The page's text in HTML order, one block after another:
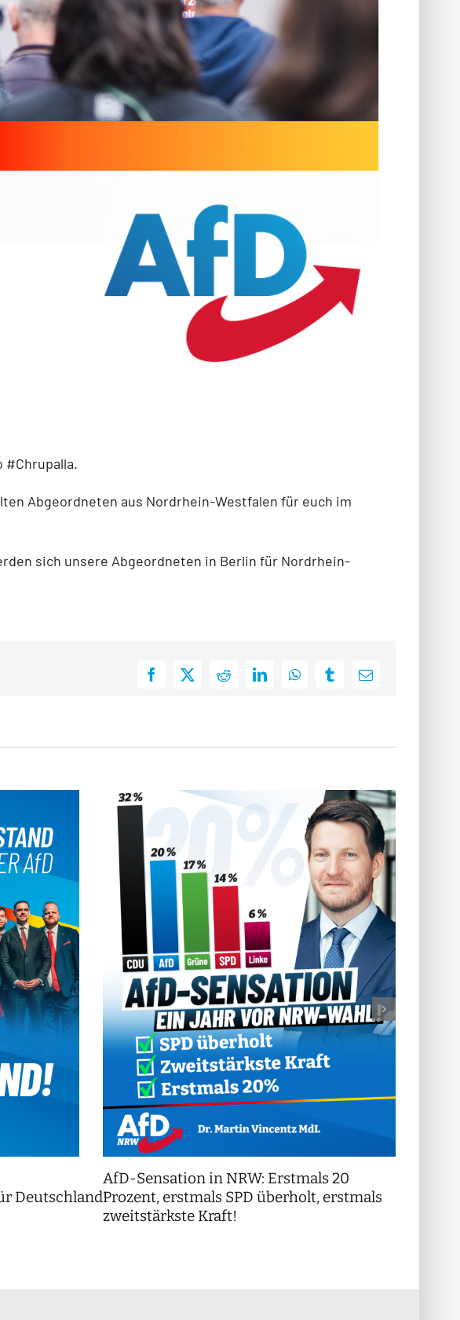
#Chrupalla.
Abgeordneten aus Nordrhein-Westfalen für euch im
sich unsere Abgeordneten in Berlin für Nordrhein-
Facebook
X RedditLinkedInWhatsAppTumblrE-
Deutschland!
AfD-Sensation in NRW: Erstmals 20
Prozent, erstmals SPD überholt, erstmals
zweitstärkste Kraft!